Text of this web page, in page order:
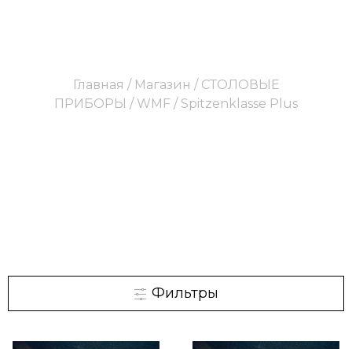
Главная / Магазин / СТОЛОВЫЕ
ПРИБОРЫ / WMF / Spitzenklasse Plus
Фильтры